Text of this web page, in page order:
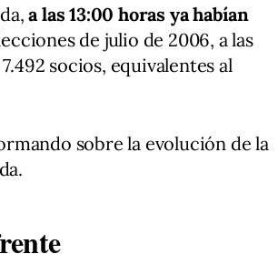
a las 13:00 horas ya habían
de julio de 2006, a las
socios, equivalentes al
sobre la evolución de la